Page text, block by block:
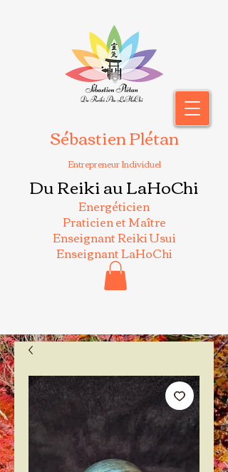
Sébastien Plétan
Entrepreneur Individuel
Du Reiki au LaHoChi
Energéticien
Praticien et Maître
Enseignant Reiki Usui
Enseignant LaHoChi